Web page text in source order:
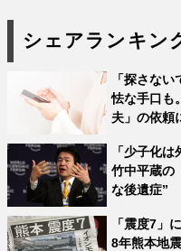
シェアランキン
「探さな
怯な手口も
夫」の依頼
「少子化
竹中平蔵の
な後遺症”
「震度7」
8年熊本地